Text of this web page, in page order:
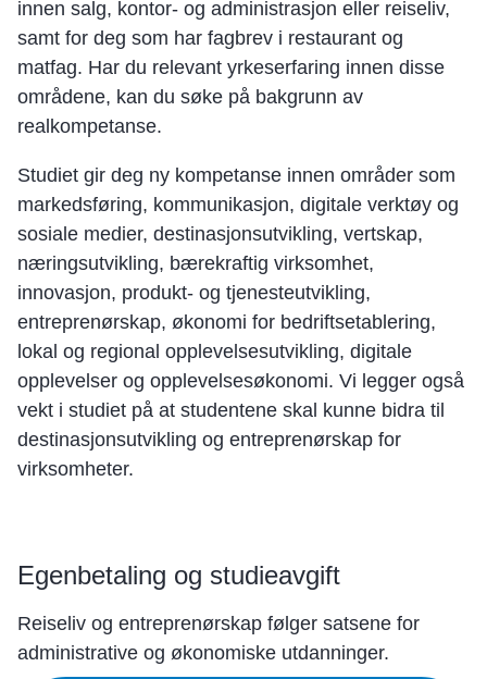
innen salg, kontor- og administrasjon eller reiseliv,
samt for deg som har fagbrev i restaurant og
matfag. Har du relevant yrkeserfaring innen disse
områdene, kan du søke på bakgrunn av
realkompetanse.
Studiet gir deg ny kompetanse innen områder som
markedsføring, kommunikasjon, digitale verktøy og
sosiale medier, destinasjonsutvikling, vertskap,
næringsutvikling, bærekraftig virksomhet,
innovasjon, produkt- og tjenesteutvikling,
entreprenørskap, økonomi for bedriftsetablering,
lokal og regional opplevelsesutvikling, digitale
opplevelser og opplevelsesøkonomi. Vi legger også
vekt i studiet på at studentene skal kunne bidra til
destinasjonsutvikling og entreprenørskap for
virksomheter.
Egenbetaling og studieavgift
Reiseliv og entreprenørskap følger satsene for
administrative og økonomiske utdanninger.